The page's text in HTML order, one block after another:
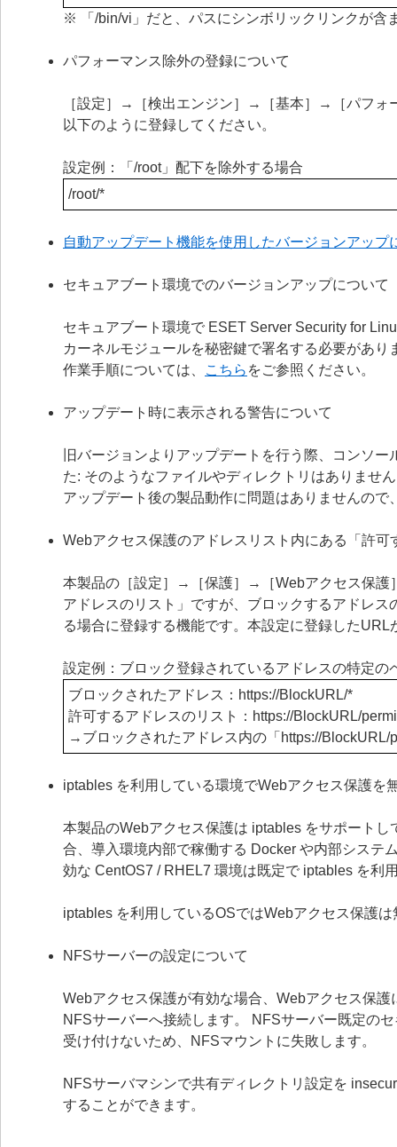
※ 「/bin/vi」だと、パスにシンボリックリンクが含
パフォーマンス除外の登録について
［設定］→［検出エンジン］→［基本］→［パフォ
以下のように登録してください。
設定例：「/root」配下を除外する場合
/root/*
自動アップデート機能を使用したバージョンアップ
セキュアブート環境でのバージョンアップについて
セキュアブート環境で ESET Server Security for
カーネルモジュールを秘密鍵で署名する必要があり
作業手順については、
こちら をご参照ください。
アップデート時に表示される警告について
旧バージョンよりアップデートを行う際、コンソ
た: そのようなファイルやディレクトリはありませ
アップデート後の製品動作に問題はありませんので
Webアクセス保護のアドレスリスト内にある「許
本製品の［設定］→［保護］→［Webアクセス保
アドレスのリスト」ですが、ブロックするアドレ
る場合に登録する機能です。本設定に登録した
設定例：ブロック登録されているアドレスの特定の
ブロックされたアドレス：https://BlockURL/*
許可するアドレスのリスト：https://BlockURL/
→ブロックされたアドレス内の「https://BlockURL/
iptables を利用している環境でWebアクセス保護を
本製品のWebアクセス保護は iptables をサポート
合、導入環境内部で稼働する Docker や内部システ
効な CentOS7 / RHEL7 環境は既定で iptables を利
iptables を利用しているOSではWebアクセス保護
NFSサーバーの設定について
Webアクセス保護が有効な場合、Webアクセス保
NFSサーバーへ接続します。 NFSサーバー既定の
受け付けないため、NFSマウントに失敗します。
NFSサーバマシンで共有ディレクトリ設定を
することができます。